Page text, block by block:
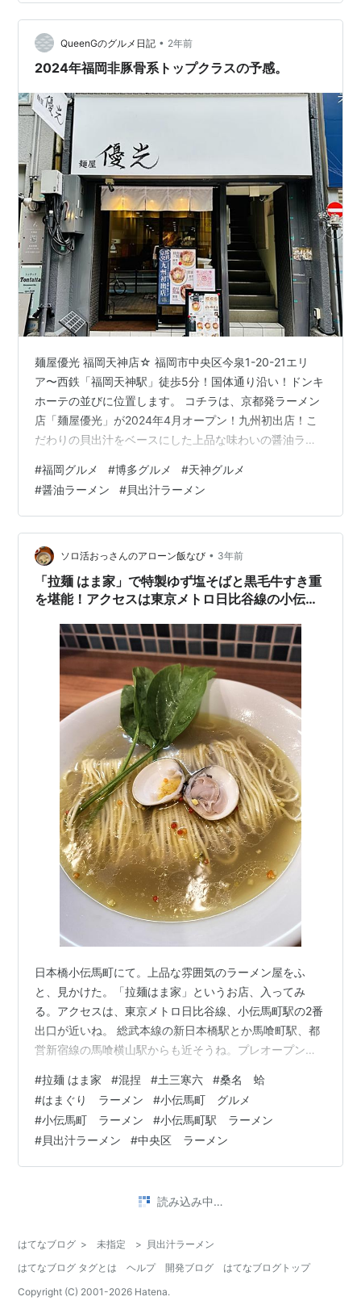
イを買ってきて飲むようにしています。 ひとり飲みして
いるとつい量が増えるから 私の場合は、一度に買いこま
ずに、1本開けたら夜風に当たって、買いに行って、飲ん
で、また買いに行くという様にしてい…
QueenGのグルメ日記 • 2年前
2024年福岡非豚骨系トップクラスの予感。
麺屋優光 福岡天神店☆ 福岡市中央区今泉1-20-21エリ
ア〜西鉄「福岡天神駅」徒歩5分！国体通り沿い！ドンキ
ホーテの並びに位置します。 コチラは、京都発ラーメン
店「麺屋優光」が2024年4月オープン！九州初出店！こ
だわりの貝出汁をベースにした上品な味わいの醤油ラー
優光」「麺屋聖」とあり、出身は「人類みな麺類」のご
出身だそうです。 外観は雑居ビル1階！店内はカウンター
席とテーブル席があり、白木の木目調で明るい店内です
が、カウンター席もテーブル席もスポットライトが商品
を照らすようなセッティングになっておらず、素人が撮
影すると「ラーメン」にはカウン…
#福岡グルメ #博多グルメ #天神グルメ
#醤油ラーメン #貝出汁ラーメン
ソロ活おっさんのアローン飯なび • 3年前
「拉麺 はま家」で特製ゆず塩そばと黒毛牛すき重
を堪能！アクセスは東京メトロ日比谷線の小伝馬
日本橋小伝馬町にて。上品な雰囲気のラーメン屋をふ
と、見かけた。「拉麺はま家」というお店、入ってみ
る。アクセスは、東京メトロ日比谷線、小伝馬町駅の2番
出口が近いね。 総武本線の新日本橋駅とか馬喰町駅、都
営新宿線の馬喰横山駅からも近そうね。プレオープンの
ば＋炙り湯葉筍めし @ 拉麺はま家（小伝馬町） |
mocopapaのラーメン日記 ameblo.jp 行列には並ばずに
入店できた。でも店内はほぼ満席だ、人気店なんだね。
並ぶ際のルール。 日曜日と祝日は定休日か。券売機でメ
ニューを拝見。 しそ塩、ゆず塩、牡蠣とあさりオイル…
#拉麺 はま家 #混捏 #土三寒六 #桑名 蛤
#はまぐり ラーメン #小伝馬町 グルメ
#小伝馬町 ラーメン #小伝馬町駅 ラーメン
#貝出汁ラーメン #中央区 ラーメン
とねっちの札幌くいしんぼうブログ •
目
23/10/18 今日の一枚 けせらせら の 貝出汁中華そば 700